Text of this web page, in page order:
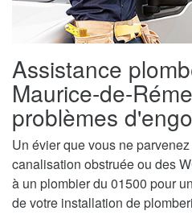
Assistance
Maurice-de-
problèmes
Un évier que vous ne
canalisation obstruée ou des
à un plombier du 01500 pour
de votre installation de